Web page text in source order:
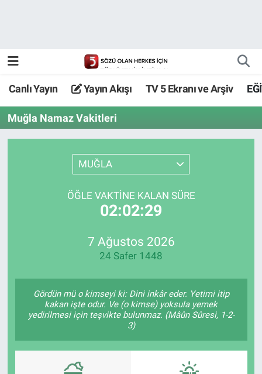
Canlı Yayın Yayın Akışı TV 5 Ekranı ve Arşiv
Muğla Namaz Vakitleri
MUĞLA
ÖĞLE VAKTİNE KALAN SÜRE
02:02:29
7 Ağustos 2026
24 Safer 1448
Gördün mü o kimseyi ki: Dini inkâr eder. Yetimi itip
kakan işte odur. Ve (o kimse) yoksula yemek
yedirilmesi için teşvikte bulunmaz. (Mâûn Sûresi, 1-2-
3)
TV 5 Ekranı ve Arşiv